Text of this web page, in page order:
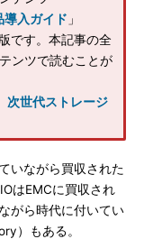
入ガイド 」
です。本記事の全
ンツで読むことが
世代ストレージ
いながら買収された
はEMCに買収され
がら時代に付いてい
）もある。